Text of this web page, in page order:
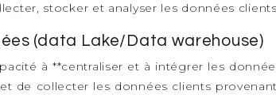
stocker et analyser les données
(data Lake/Data warehouse)
à **centraliser et à intégrer les
de collecter les données clients